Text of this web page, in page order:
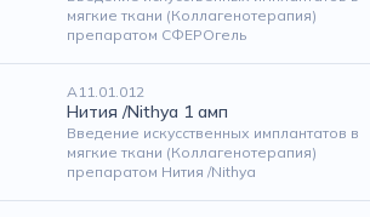
мягкие ткани (Коллагенотерапия)
препаратом СФЕРОгель
А11.01.012
Нития /Nithya 1 амп
Введение искусственных имплантатов в
мягкие ткани (Коллагенотерапия)
препаратом Нития /Nithya